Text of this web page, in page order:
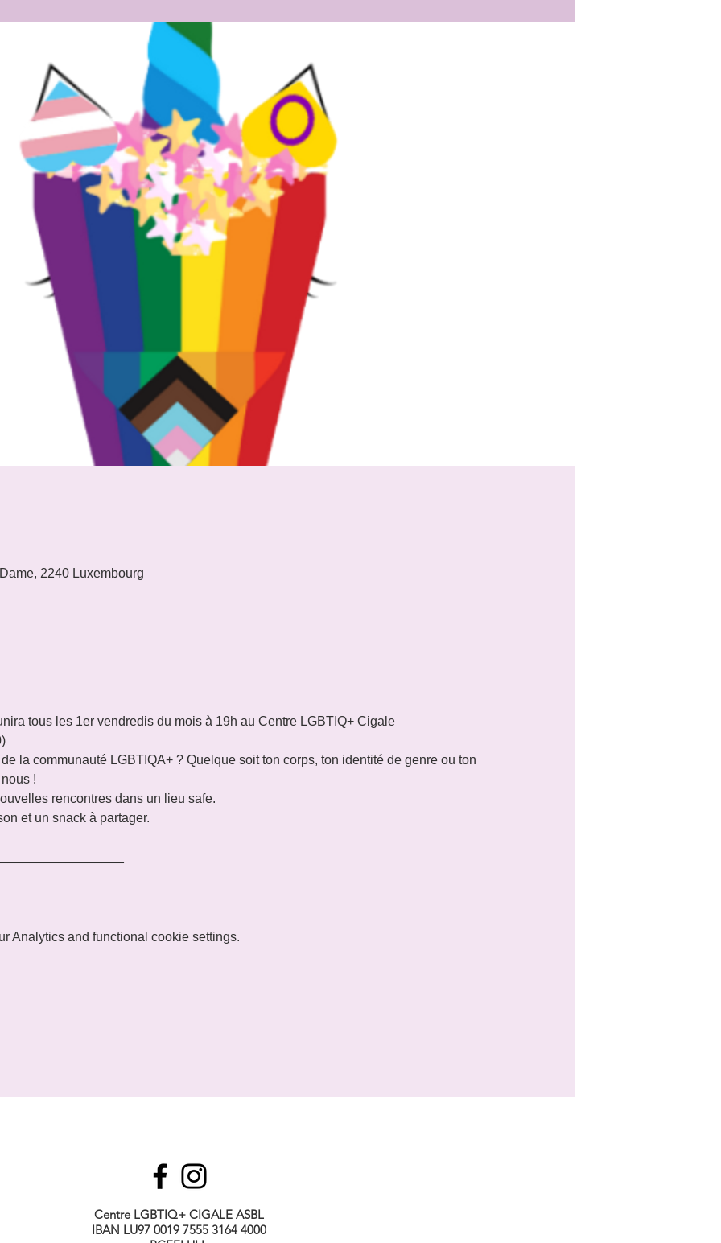
2240 Luxembourg
tous les 1er vendredis du mois à 19h au Centre LGBTIQ+ Cigale
la communauté LGBTIQA+ ? Quelque soit ton corps, ton identité de genre ou ton
!
rencontres dans un lieu safe.
et un snack à partager.
Analytics and functional cookie settings.
Centre LGBTIQ+ CIGALE ASBL
IBAN LU97 0019 7555 3164 4000